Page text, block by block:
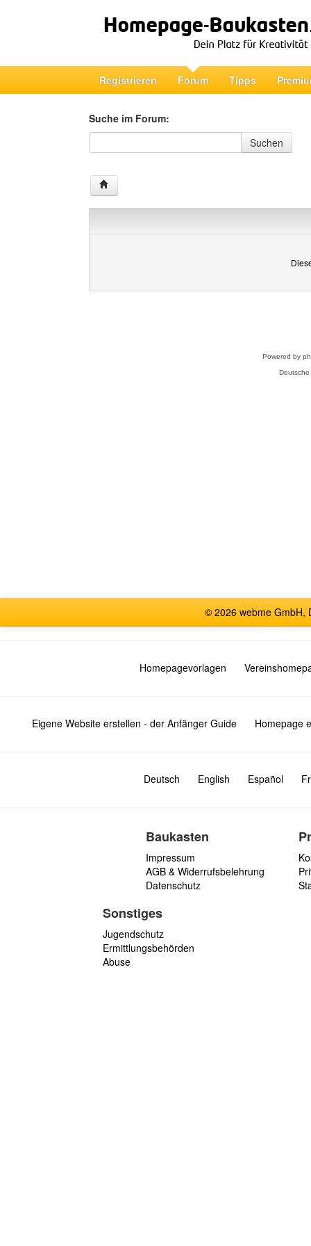
Registrieren Forum Tipps
Suche im Forum:
Suche im Forum
Suchen
Powered by
© 2026 webme GmbH,
Homepagevorlagen
Eigene Website erstellen - der Anfänger Guide Homepage
Deutsch English Español
Baukasten
Impressum
AGB & Widerrufsbelehrung
Datenschutz
Sonstiges
Jugendschutz
Ermittlungsbehörden
Abuse